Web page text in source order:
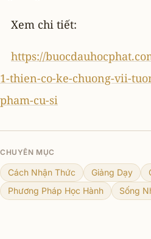
Xem chi tiết:
https://
1-thien-co-ke-chuong-vii-
pham-cu-si
CHUYÊN MỤC
Cách Nhận Thức Giảng Dạy
Phương Pháp Học Hành
Sống